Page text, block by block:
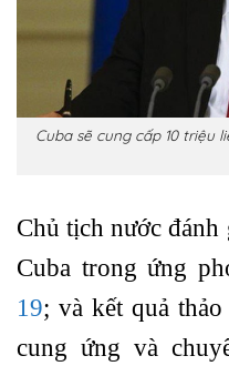
Cuba sẽ cung cấp 10 triệu
Chủ tịch nước
Cuba trong ứng
19; và kết quả
cung ứng và